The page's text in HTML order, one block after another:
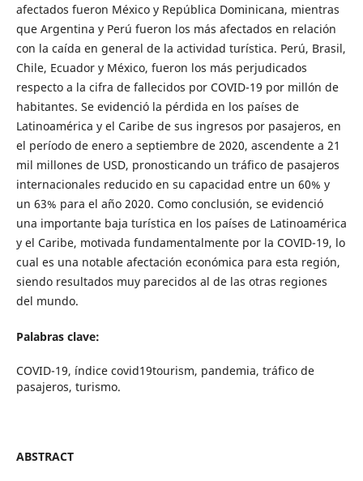
afectados fueron México y República Dominicana, mientras
que Argentina y Perú fueron los más afectados en relación
con la caída en general de la actividad turística. Perú, Brasil,
Chile, Ecuador y México, fueron los más perjudicados
respecto a la cifra de fallecidos por COVID-19 por millón de
habitantes. Se evidenció la pérdida en los países de
Latinoamérica y el Caribe de sus ingresos por pasajeros, en
el período de enero a septiembre de 2020, ascendente a 21
mil millones de USD, pronosticando un tráfico de pasajeros
internacionales reducido en su capacidad entre un 60% y
un 63% para el año 2020. Como conclusión, se evidenció
una importante baja turística en los países de Latinoamérica
y el Caribe, motivada fundamentalmente por la COVID-19, lo
cual es una notable afectación económica para esta región,
siendo resultados muy parecidos al de las otras regiones
del mundo.
Palabras clave:
COVID-19, índice covid19tourism, pandemia, tráfico de
pasajeros, turismo.
ABSTRACT